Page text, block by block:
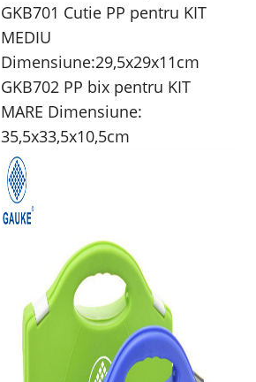
GKB701 Cutie PP pentru KIT
MEDIU
Dimensiune:29,5x29x11cm
GKB702 PP bix pentru KIT
MARE Dimensiune:
35,5x33,5x10,5cm